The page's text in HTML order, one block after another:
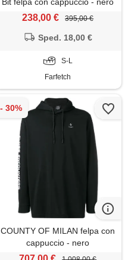
Bit felpa con cappuccio - nero
238,00 € 395,00 €
Sped. 18,00 €
S-L
Farfetch
COUNTY OF MILAN felpa con
cappuccio - nero